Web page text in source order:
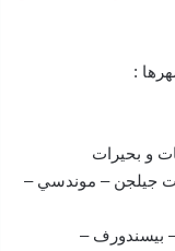
:
و بحيرات
جيلجن – موندسي –
بيسندورف –